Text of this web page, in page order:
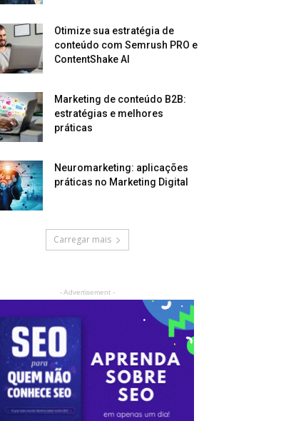
Otimize sua estratégia de
conteúdo com Semrush PRO e
ContentShake AI
Marketing de conteúdo B2B:
estratégias e melhores
práticas
Neuromarketing: aplicações
práticas no Marketing Digital
Carregar mais
- Advertisement -